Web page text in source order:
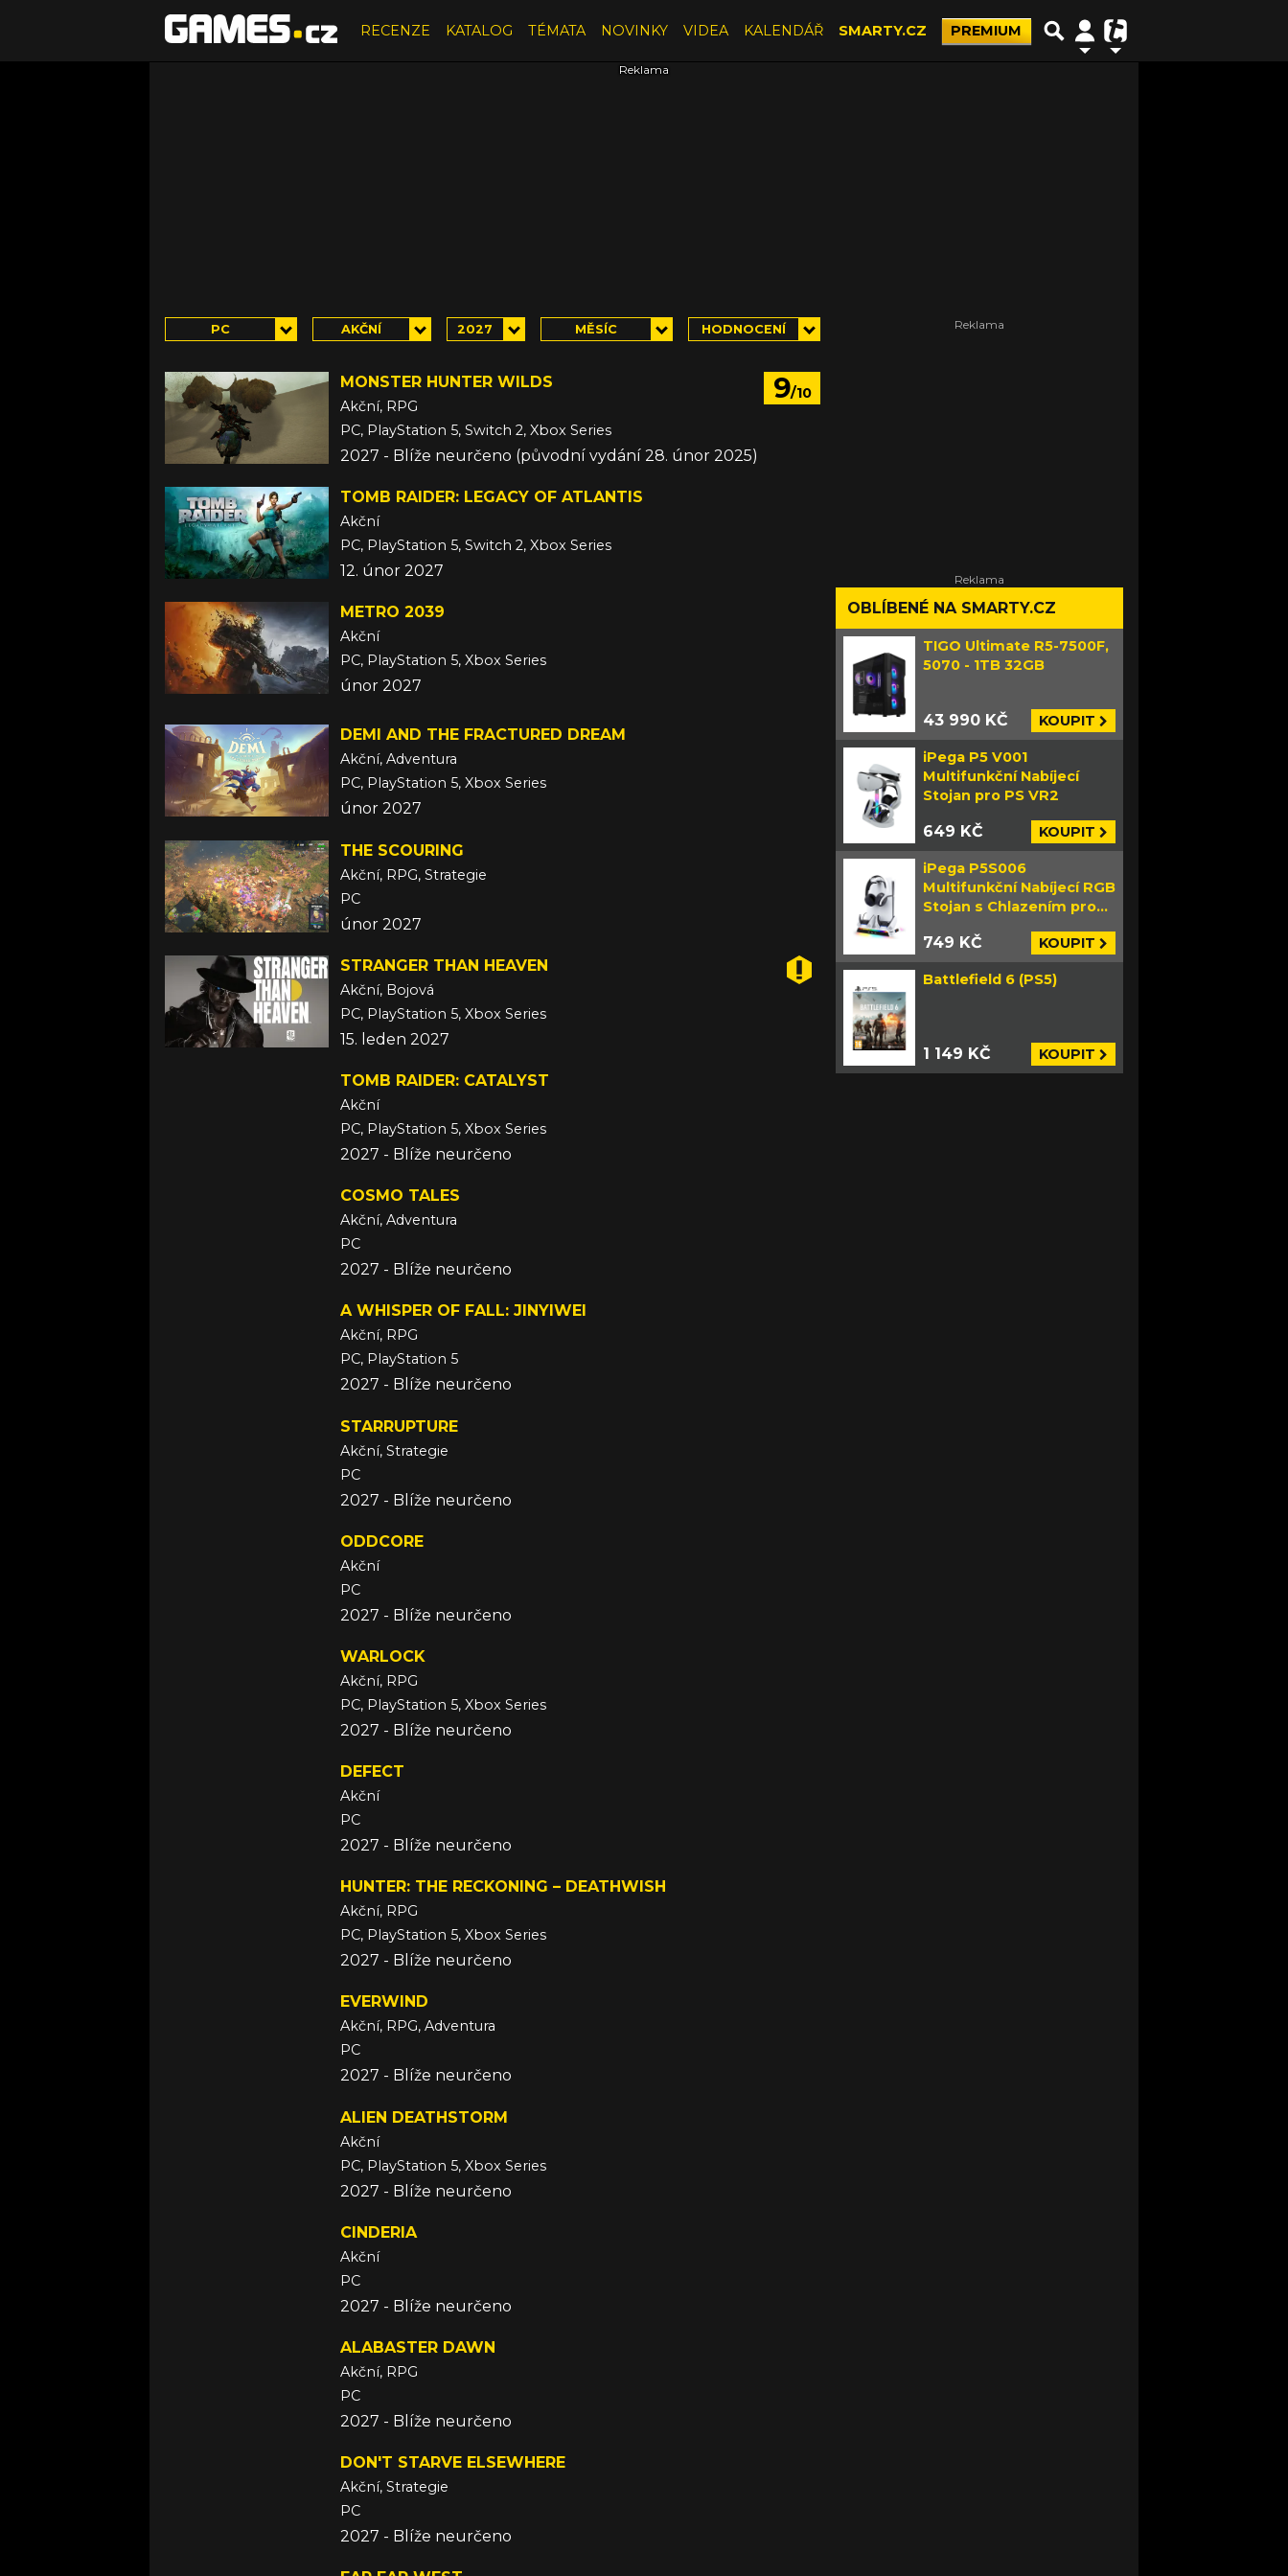
RECENZE KATALOG TÉMATA NOVINKY VIDEA KALENDÁŘ SMARTY.CZ PREMIUM
PC AKČNÍ 2027 MĚSÍC HODNOCENÍ
9/10
MONSTER HUNTER WILDS
Akční, RPG
PC, PlayStation 5, Switch 2, Xbox Series
2027 - Blíže neurčeno (původní vydání 28. únor 2025)
TOMB RAIDER: LEGACY OF ATLANTIS
Akční
PC, PlayStation 5, Switch 2, Xbox Series
12. únor 2027
METRO 2039
Akční
PC, PlayStation 5, Xbox Series
únor 2027
DEMI AND THE FRACTURED DREAM
Akční, Adventura
PC, PlayStation 5, Xbox Series
únor 2027
THE SCOURING
Akční, RPG, Strategie
PC
únor 2027
STRANGER THAN HEAVEN
Akční, Bojová
PC, PlayStation 5, Xbox Series
15. leden 2027
TOMB RAIDER: CATALYST
Akční
PC, PlayStation 5, Xbox Series
2027 - Blíže neurčeno
COSMO TALES
Akční, Adventura
PC
2027 - Blíže neurčeno
A WHISPER OF FALL: JINYIWEI
Akční, RPG
PC, PlayStation 5
2027 - Blíže neurčeno
STARRUPTURE
Akční, Strategie
PC
2027 - Blíže neurčeno
ODDCORE
Akční
PC
2027 - Blíže neurčeno
WARLOCK
Akční, RPG
PC, PlayStation 5, Xbox Series
2027 - Blíže neurčeno
DEFECT
Akční
PC
2027 - Blíže neurčeno
HUNTER: THE RECKONING – DEATHWISH
Akční, RPG
PC, PlayStation 5, Xbox Series
2027 - Blíže neurčeno
EVERWIND
Akční, RPG, Adventura
PC
2027 - Blíže neurčeno
ALIEN DEATHSTORM
Akční
PC, PlayStation 5, Xbox Series
2027 - Blíže neurčeno
CINDERIA
Akční
PC
2027 - Blíže neurčeno
ALABASTER DAWN
Akční, RPG
PC
2027 - Blíže neurčeno
DON'T STARVE ELSEWHERE
Akční, Strategie
PC
2027 - Blíže neurčeno
OBLÍBENÉ NA SMARTY.CZ
TIGO Ultimate R5-7500F,
5070 - 1TB 32GB
43 990 KČ KOUPIT
iPega P5 V001
Multifunkční Nabíjecí
Stojan pro PS VR2
649 KČ KOUPIT
iPega P5S006
Multifunkční Nabíjecí RGB
Stojan s Chlazením pro
749 KČ KOUPIT
Battlefield 6 (PS5)
1 149 KČ KOUPIT